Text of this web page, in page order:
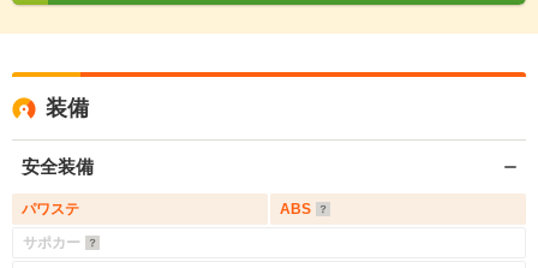
装備
安全装備
パワステ
ABS
サポカー